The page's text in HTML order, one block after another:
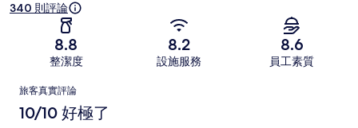
340 則評論
8.8
整潔度
8.2
設施服務
8.6
員工素質
評
論
旅客真實評論
10/10 好極了